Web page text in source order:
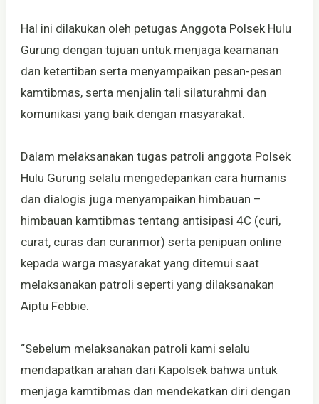
Hal ini dilakukan oleh petugas Anggota Polsek Hulu
Gurung dengan tujuan untuk menjaga keamanan
dan ketertiban serta menyampaikan pesan-pesan
kamtibmas, serta menjalin tali silaturahmi dan
komunikasi yang baik dengan masyarakat.
Dalam melaksanakan tugas patroli anggota Polsek
Hulu Gurung selalu mengedepankan cara humanis
dan dialogis juga menyampaikan himbauan –
himbauan kamtibmas tentang antisipasi 4C (curi,
curat, curas dan curanmor) serta penipuan online
kepada warga masyarakat yang ditemui saat
melaksanakan patroli seperti yang dilaksanakan
Aiptu Febbie.
“Sebelum melaksanakan patroli kami selalu
mendapatkan arahan dari Kapolsek bahwa untuk
menjaga kamtibmas dan mendekatkan diri dengan